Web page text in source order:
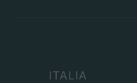
ITALIA